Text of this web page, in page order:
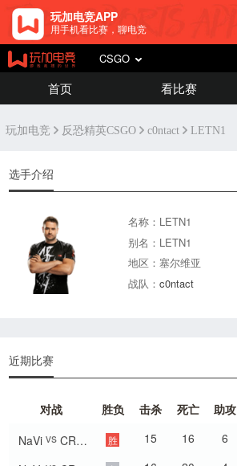
玩加电竞APP
用手机看比赛，聊电竞
CSGO
首页 看比赛
玩加电竞 反恐精英CSGO c0ntact LETN1
选手介绍
名称：LETN1
别名：LETN1
地区：塞尔维亚
战队：c0ntact
近期比赛
对战 胜负 击杀 死亡 助攻
NaVi vs CR4ZY 胜 15 16 6